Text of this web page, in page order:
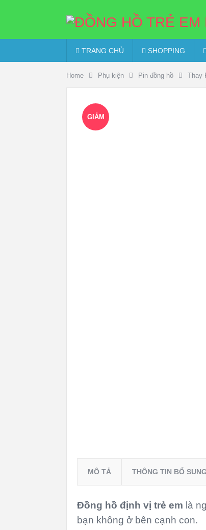
TRANG CHỦ SHOPPING
Home Phụ kiện Pin đồng hồ Thay
GIẢM
MÔ TẢ THÔNG TIN BỔ SUNG
Đồng hồ định vị trẻ em là
bạn không ở bên cạnh con.